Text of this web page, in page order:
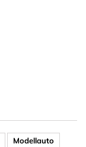
Modellauto